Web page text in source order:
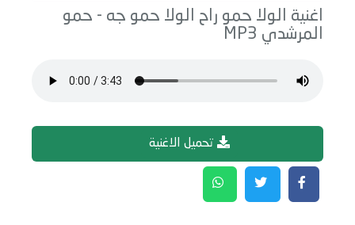
اغنية الولا حمو راح الولا حمو جه - حمو
المرشدي
تحميل الاغنية